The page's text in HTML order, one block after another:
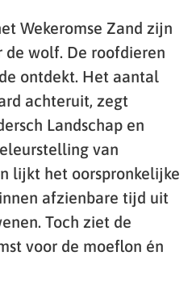
Wekeromse Zand zijn
wolf. De roofdieren
ontdekt. Het aantal
achteruit, zegt
Landschap en
van
lijkt het oorspronkelijke
afzienbare tijd uit
Toch ziet de
voor de moeflon én